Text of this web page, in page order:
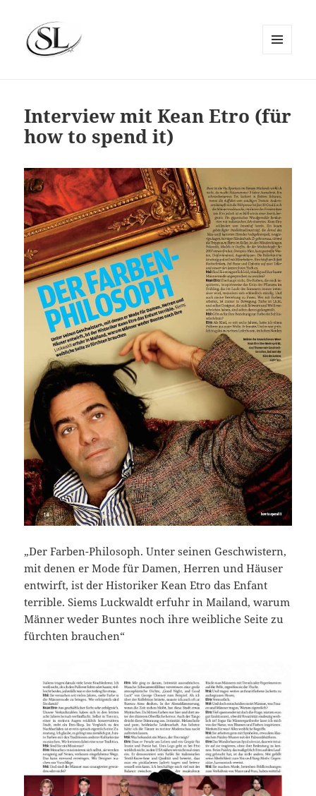
Interview mit Kean Etro (für
how to spend it)
„Der Farben-Philosoph. Unter seinen Geschwistern,
mit denen er Mode für Damen, Herren und Häuser
entwirft, ist der Historiker Kean Etro das Enfant
terrible. Siems Luckwaldt erfuhr in Mailand, warum
Männer weder Buntes noch ihre weibliche Seite zu
fürchten brauchen“